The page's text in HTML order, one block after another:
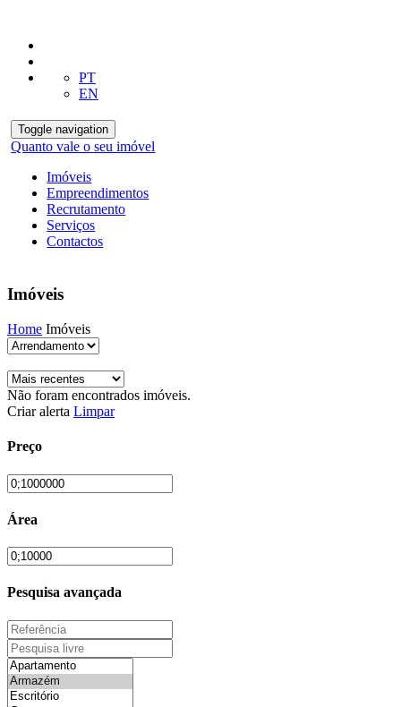
PT
EN
Toggle navigation
Quanto vale o seu imóvel
Imóveis
Empreendimentos
Recrutamento
Serviços
Contactos
Imóveis
Home Imóveis
Não foram encontrados imóveis.
Criar alerta Limpar
Preço
Área
Pesquisa avançada